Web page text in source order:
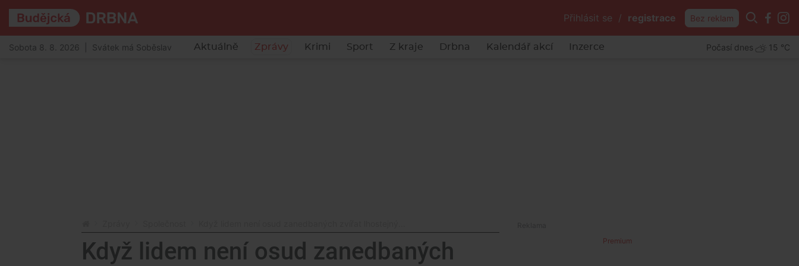
Přihlásit se / registrace Bez reklam
Sobota 8. 8. 2026 | Svátek má Soběslav Aktuálně Zprávy Krimi Sport Z kraje Drbna Kalendář akcí Inzerce Počasí dnes 15 °C
Když lidem není osud zanedbaných Premium